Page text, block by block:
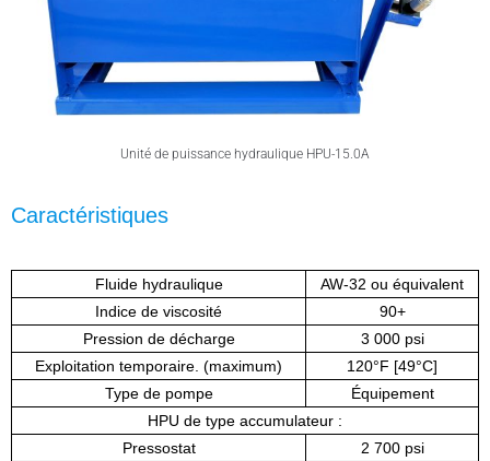
Unité de puissance hydraulique HPU-15.0A
Caractéristiques
Fluide hydraulique
AW-32 ou équivalent
Indice de viscosité
90+
Pression de décharge
3 000 psi
Exploitation temporaire. (maximum)
120°F [49°C]
Type de pompe
Équipement
HPU de type accumulateur :
Pressostat
2 700 psi